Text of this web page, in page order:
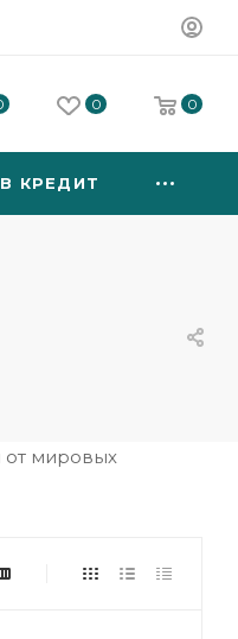
0 0
КРЕДИТ
от мировых